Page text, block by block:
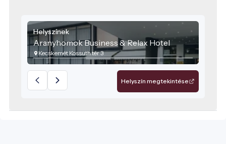
Helyszínek
Aranyhomok Business & Relax Hotel
Kecskemét Kossuth tér 3
Helyszín megtekintése